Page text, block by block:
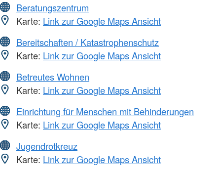
Beratungszentrum
Karte: Link zur Google Maps Ansicht
Bereitschaften / Katastrophenschutz
Karte: Link zur Google Maps Ansicht
Betreutes Wohnen
Karte: Link zur Google Maps Ansicht
Einrichtung für Menschen mit Behinderungen
Karte: Link zur Google Maps Ansicht
Jugendrotkreuz
Karte: Link zur Google Maps Ansicht